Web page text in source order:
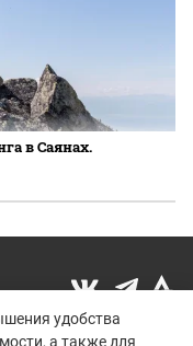
в Саянах.
удобства
а также для